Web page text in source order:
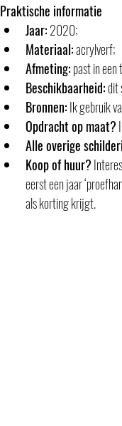
Praktische informatie
Jaar: 2020;
Materiaal: acrylverf;
Afmeting: past in
Beschikbaarheid: dit
Bronnen: Ik gebruik
Opdracht op maat?
Alle overige
Koop of huur?
eerst een jaar
als korting krijgt.